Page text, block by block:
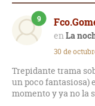
La
9
30 de
Trepidante trama
un poco fantasiosa)
momento y ya no la